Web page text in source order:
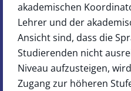
akademischen
Lehrer und der
Ansicht sind, dass die
Studierenden nicht
Niveau aufzusteigen,
Zugang zur höheren